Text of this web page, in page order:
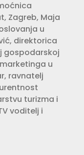
Zagreb, Maja
u
direktorica
gospodarskoj
u
ravnatelj
turizma i
voditelj i